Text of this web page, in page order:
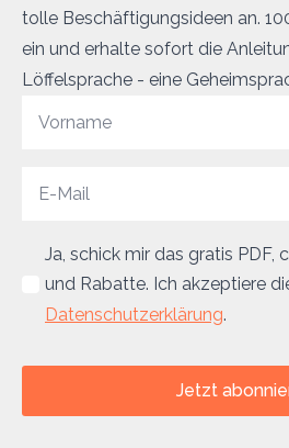
tolle Beschäftigungsideen an.
ein und erhalte sofort die
Löffelsprache - eine
Ja, schick mir das gratis PDF,
und Rabatte. Ich akzeptiere
Datenschutzerklärung.
Jetzt